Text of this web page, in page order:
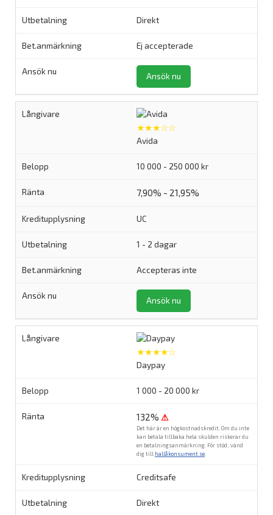
Direkt
Ej accepterade
Ansök nu
★★★☆☆
Avida
10 000 - 250 000 kr
7,90% - 21,95%
UC
1 - 2 dagar
Accepteras inte
Ansök nu
★★★★☆
Daypay
1 000 - 20 000 kr
132% ⚠
Det här är en högkostnadskredit. Om du inte
kan betala tillbaka hela skulden riskerar du
en betalningsanmärkning. För stöd, vänd
dig till hallåkonsument.se
Creditsafe
Direkt